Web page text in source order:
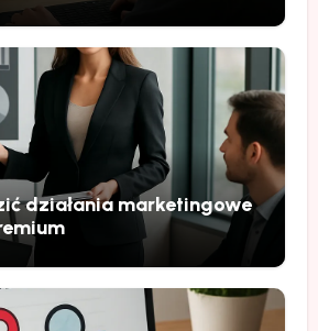
działania marketingowe